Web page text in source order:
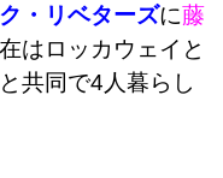
・リベターズに藤
はロッカウェイと
共同で4人暮らし